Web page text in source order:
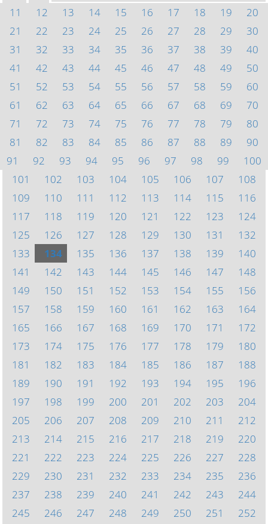
11
12 13 14 15 16 17 18 19
20
21
22 23 24 25 26 27 28 29
30
31
32 33 34 35 36 37 38 39
40
41
42 43 44 45 46 47 48 49
50
51
52 53 54 55 56 57 58 59
60
61
62 63 64 65 66 67 68 69
70
71
72 73 74 75 76 77 78 79
80
81
82 83 84 85 86 87 88 89
90
91
92 93 94 95 96 97 98 99
100
101
102 103 104 105 106 107
108
109
110 111 112 113 114 115
116
117
118 119 120 121 122 123
124
125
126 127 128 129 130 131
132
133
134 135 136 137 138 139
140
141
142 143 144 145 146 147
148
149
150 151 152 153 154 155
156
157
158 159 160 161 162 163
164
165
166 167 168 169 170 171
172
173
174 175 176 177 178 179
180
181
182 183 184 185 186 187
188
189
190 191 192 193 194 195
196
197
198 199 200 201 202 203
204
205
206 207 208 209 210 211
212
213
214 215 216 217 218 219
220
221
222 223 224 225 226 227
228
229
230 231 232 233 234 235
236
237
238 239 240 241 242 243
244
245
246 247 248 249 250 251
252